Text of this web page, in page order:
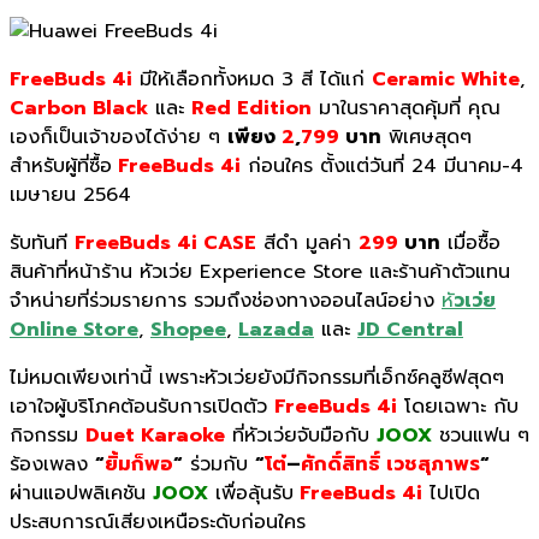
FreeBuds 4i มีให้เลือกทั้งหมด 3 สี ได้แก่ Ceramic White,
Carbon Black และ Red Edition มาในราคาสุดคุ้มที่ คุณ
เองก็เป็นเจ้าของได้ง่าย ๆ เพียง 2,799 บาท พิเศษสุดๆ
สำหรับผู้ที่ซื้อ FreeBuds 4i ก่อนใคร ตั้งแต่วันที่ 24 มีนาคม-4
เมษายน 2564
รับทันที FreeBuds 4i CASE สีดำ มูลค่า 299 บาท เมื่อซื้อ
สินค้าที่หน้าร้าน หัวเว่ย Experience Store และร้านค้าตัวแทน
จำหน่ายที่ร่วมรายการ รวมถึงช่องทางออนไลน์อย่าง หัวเว่ย
Online Store, Shopee, Lazada และ JD Central
ไม่หมดเพียงเท่านี้ เพราะหัวเว่ยยังมีกิจกรรมที่เอ็กซ์คลูซีฟสุดๆ
เอาใจผู้บริโภคต้อนรับการเปิดตัว FreeBuds 4i โดยเฉพาะ กับ
กิจกรรม Duet Karaoke ที่หัวเว่ยจับมือกับ JOOX ชวนแฟน ๆ
ร้องเพลง “ยิ้มก็พอ“ ร่วมกับ “โต๋–ศักดิ์สิทธิ์ เวชสุภาพร“
ผ่านแอปพลิเคชัน JOOX เพื่อลุ้นรับ FreeBuds 4i ไปเปิด
ประสบการณ์เสียงเหนือระดับก่อนใคร